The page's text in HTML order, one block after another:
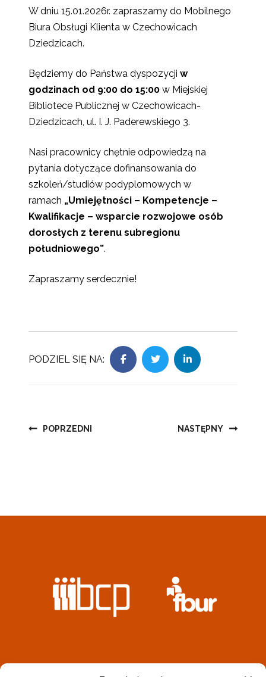
W dniu 15.01.2026r. zapraszamy do Mobilnego
Biura Obsługi Klienta w Czechowicach
Dziedzicach.
Będziemy do Państwa dyspozycji w
godzinach od 9:00 do 15:00 w Miejskiej
Bibliotece Publicznej w Czechowicach-
Dziedzicach, ul. I. J. Paderewskiego 3.
Nasi pracownicy chętnie odpowiedzą na
pytania dotyczące dofinansowania do
szkoleń/studiów podyplomowych w
ramach „Umiejętności – Kompetencje –
Kwalifikacje – wsparcie rozwojowe osób
dorosłych z terenu subregionu
południowego”.
Zapraszamy serdecznie!
PODZIEL SIĘ NA:
Nawigacja
POPRZEDNI NASTĘPNY
REALIZATOREM PROJEKTU JEST STOWARZYSZENIE